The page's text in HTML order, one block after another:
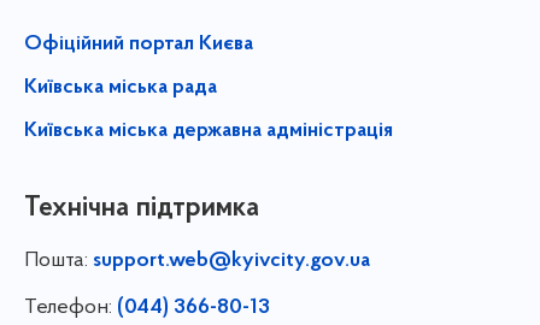
Офіційний портал Києва
Київська міська рада
Київська міська державна адміністрація
Технічна підтримка
Пошта: support.web@kyivcity.gov.ua
Телефон: (044) 366-80-13